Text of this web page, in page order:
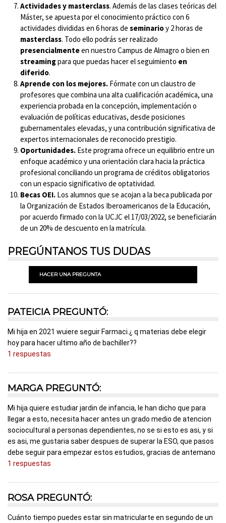
Actividades y masterclass. Además de las clases teóricas del
Máster, se apuesta por el conocimiento práctico con 6
actividades divididas en 6 horas de seminarioy 2 horas de
masterclass. Todo ello podrás ser realizado
presencialmenteen nuestro Campus de Almagro o bien en
streamingpara que puedas hacer el seguimiento en
diferido.
Aprende con los mejores. Fórmate con un claustro de
profesores que combina una alta cualificación académica, una
experiencia probada en la concepción, implementación o
evaluación de políticas educativas, desde posiciones
gubernamentales elevadas, y una contribución significativa de
expertos internacionales de reconocido prestigio.
Oportunidades. Este programa ofrece un equilibrio entre un
enfoque académico y una orientación clara hacia la práctica
profesional conciliando un programa de créditos obligatorios
con un espacio significativo de optatividad.
Becas OEI. Los alumnos que se acojan a la beca publicada por
la Organización de Estados Iberoamericanos de la Educación,
por acuerdo firmado con la UCJC el 17/03/2022, se beneficiarán
de un 20% de descuento en la matrícula.
PREGÚNTANOS TUS DUDAS
HACER UNA PREGUNTA
PATEICIA PREGUNTÓ:
Mi hija en 2021 wuiere seguir Farmaci.¿ q materias debe elegir
hoy para hacer ultimo año de bachiller??
1 respuestas
MARGA PREGUNTÓ:
Mi hija quiere estudiar jardin de infancia, le han dicho que para
llegar a esto, necesita hacer antes un grado medio de atencion
sociocultural a personas dependientes, no se si esto es asi, y si
es asi, me gustaria saber despues de superar la ESO, que pasos
debe seguir para empezar estos estudios, gracias de antemano
1 respuestas
ROSA PREGUNTÓ:
Cuánto tiempo puedes estar sin matricularte en segundo de un